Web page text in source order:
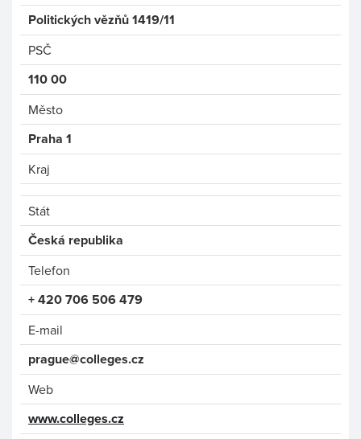
Politických vězňů 1419/11
PSČ
110 00
Město
Praha 1
Kraj
Stát
Česká republika
Telefon
+ 420 706 506 479
E-mail
prague@colleges.cz
Web
www.colleges.cz